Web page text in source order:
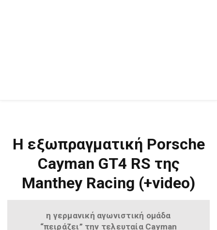
Η εξωπραγματική Porsche
Cayman GT4 RS της
Manthey Racing (+video)
η γερμανική αγωνιστική ομάδα
“πειράζει” την τελευταία Cayman